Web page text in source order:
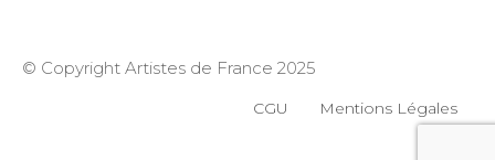
© Copyright Artistes de France 2025
CGU Mentions Légales